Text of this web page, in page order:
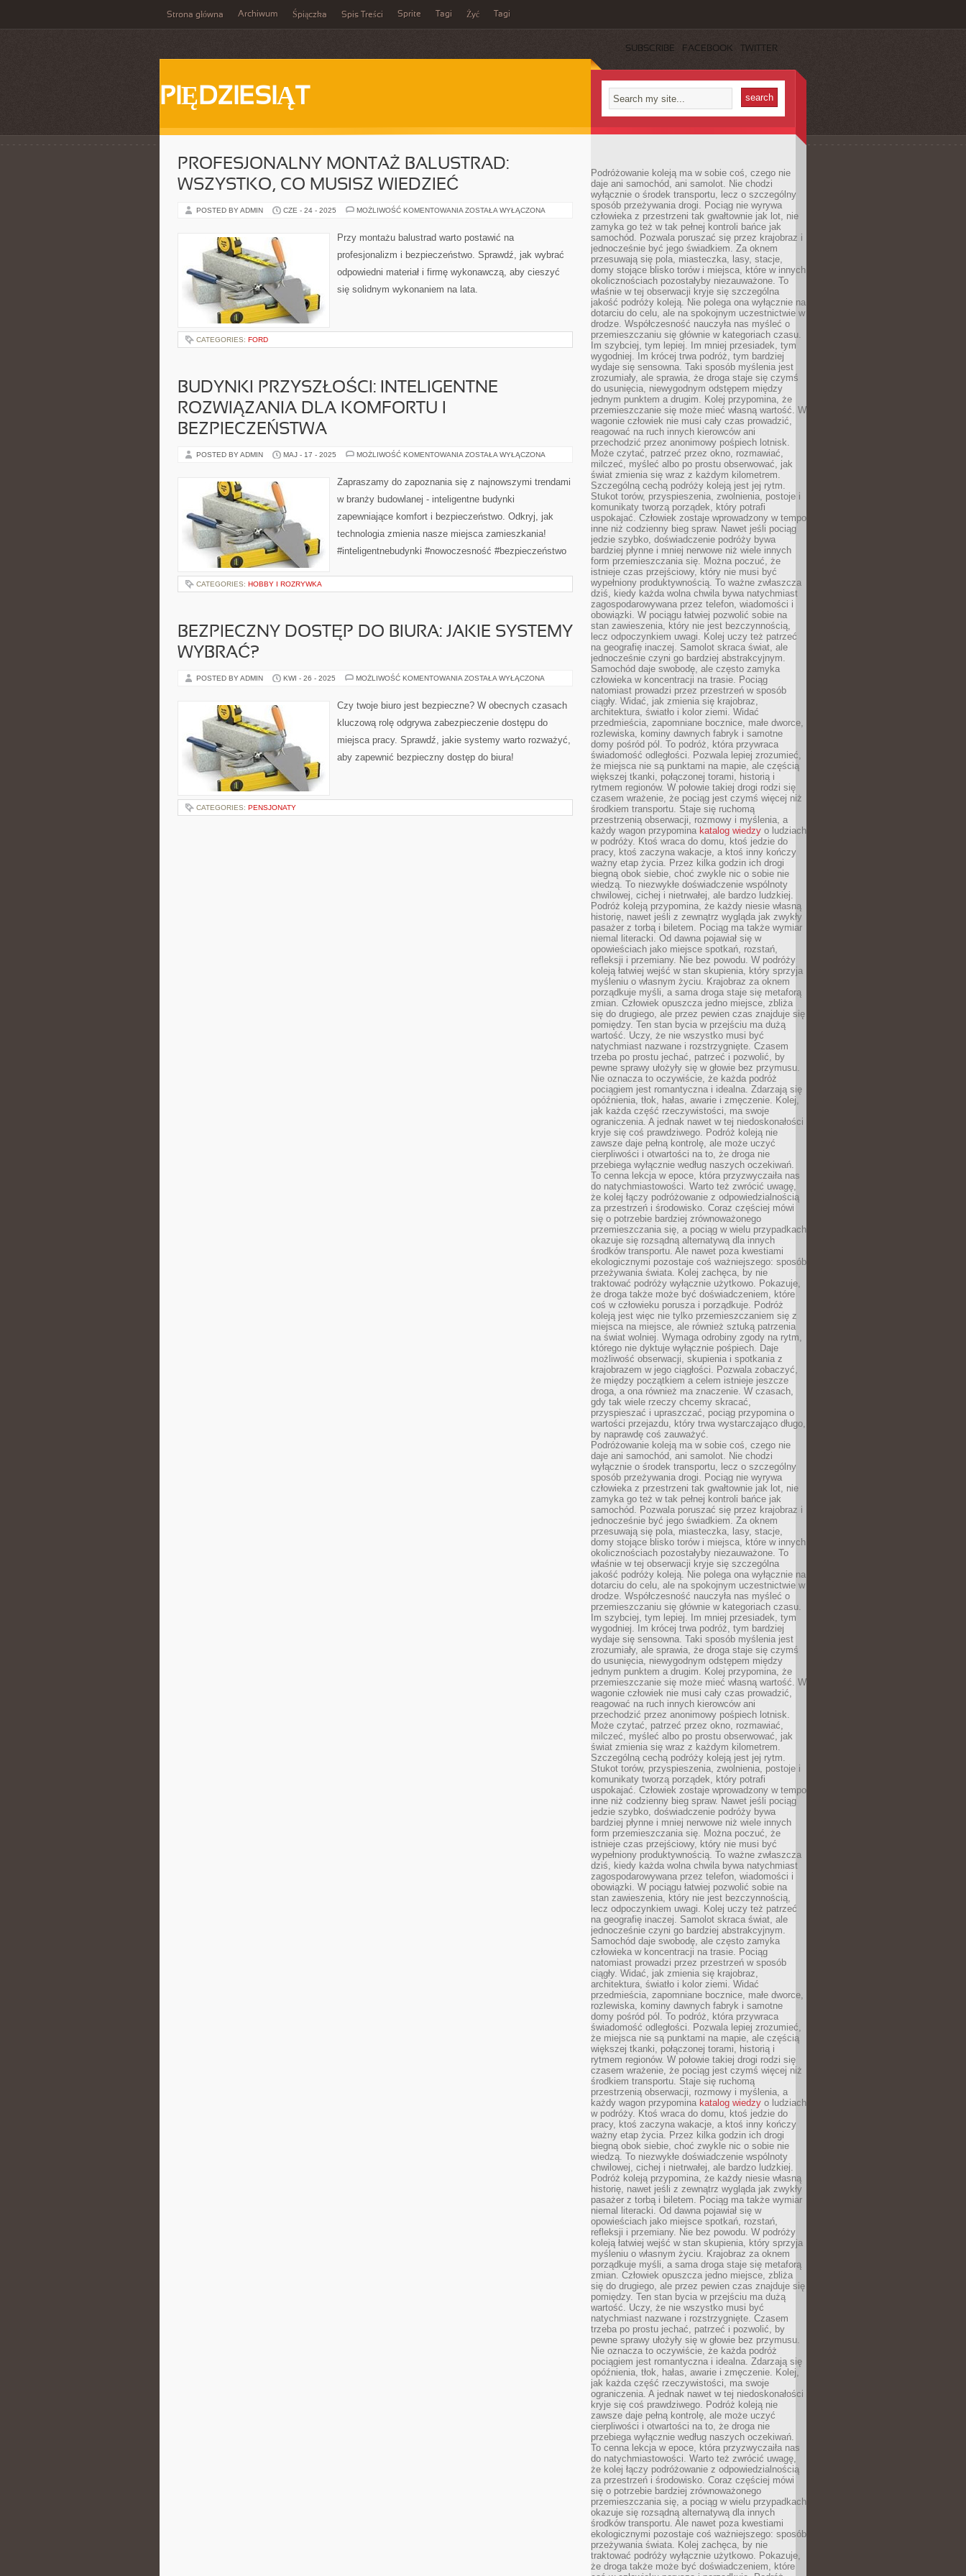
Strona główna Archiwum Śpiączka Spis Treści Sprite Tagi Żyć Tagi
SUBSCRIBE FACEBOOK TWITTER
PIĘDZIESIĄT
PROFESJONALNY MONTAŻ BALUSTRAD:
WSZYSTKO, CO MUSISZ WIEDZIEĆ
POSTED BY ADMIN CZE - 24 - 2025 MOŻLIWOŚĆ KOMENTOWANIA PROFESJONALNY
WSZYSTKO,
CO
WIEDZIEĆ
ZOSTAŁA WYŁĄCZONA
Przy montażu balustrad warto postawić na
profesjonalizm i bezpieczeństwo. Sprawdź, jak wybrać
odpowiedni materiał i firmę wykonawczą, aby cieszyć
się solidnym wykonaniem na lata.
CATEGORIES: FORD
BUDYNKI PRZYSZŁOŚCI: INTELIGENTNE
ROZWIĄZANIA DLA KOMFORTU I
BEZPIECZEŃSTWA
POSTED BY ADMIN MAJ - 17 - 2025 MOŻLIWOŚĆ KOMENTOWANIA BUDYNKI
ROZWIĄZANIA
DLA
I
ZOSTAŁA WYŁĄCZONA
Zapraszamy do zapoznania się z najnowszymi trendami
w branży budowlanej - inteligentne budynki
zapewniające komfort i bezpieczeństwo. Odkryj, jak
technologia zmienia nasze miejsca zamieszkania!
#inteligentnebudynki #nowoczesność #bezpieczeństwo
CATEGORIES: HOBBY I ROZRYWKA
BEZPIECZNY DOSTĘP DO BIURA: JAKIE SYSTEMY
WYBRAĆ?
POSTED BY ADMIN KWI - 26 - 2025 MOŻLIWOŚĆ KOMENTOWANIA BEZPIECZNY
BIURA:
JAKIE
WYBRAĆ?
ZOSTAŁA WYŁĄCZONA
Czy twoje biuro jest bezpieczne? W obecnych czasach
kluczową rolę odgrywa zabezpieczenie dostępu do
miejsca pracy. Sprawdź, jakie systemy warto rozważyć,
aby zapewnić bezpieczny dostęp do biura!
CATEGORIES: PENSJONATY
Podróżowanie koleją ma w sobie coś, czego nie
daje ani samochód, ani samolot. Nie chodzi
wyłącznie o środek transportu, lecz o szczególny
sposób przeżywania drogi. Pociąg nie wyrywa
człowieka z przestrzeni tak gwałtownie jak lot, nie
zamyka go też w tak pełnej kontroli bańce jak
samochód. Pozwala poruszać się przez krajobraz i
jednocześnie być jego świadkiem. Za oknem
przesuwają się pola, miasteczka, lasy, stacje,
domy stojące blisko torów i miejsca, które w innych
okolicznościach pozostałyby niezauważone. To
właśnie w tej obserwacji kryje się szczególna
jakość podróży koleją. Nie polega ona wyłącznie na
dotarciu do celu, ale na spokojnym uczestnictwie w
drodze. Współczesność nauczyła nas myśleć o
przemieszczaniu się głównie w kategoriach czasu.
Im szybciej, tym lepiej. Im mniej przesiadek, tym
wygodniej. Im krócej trwa podróż, tym bardziej
wydaje się sensowna. Taki sposób myślenia jest
zrozumiały, ale sprawia, że droga staje się czymś
do usunięcia, niewygodnym odstępem między
jednym punktem a drugim. Kolej przypomina, że
przemieszczanie się może mieć własną wartość. W
wagonie człowiek nie musi cały czas prowadzić,
reagować na ruch innych kierowców ani
przechodzić przez anonimowy pośpiech lotnisk.
Może czytać, patrzeć przez okno, rozmawiać,
milczeć, myśleć albo po prostu obserwować, jak
świat zmienia się wraz z każdym kilometrem.
Szczególną cechą podróży koleją jest jej rytm.
Stukot torów, przyspieszenia, zwolnienia, postoje i
komunikaty tworzą porządek, który potrafi
uspokajać. Człowiek zostaje wprowadzony w tempo
inne niż codzienny bieg spraw. Nawet jeśli pociąg
jedzie szybko, doświadczenie podróży bywa
bardziej płynne i mniej nerwowe niż wiele innych
form przemieszczania się. Można poczuć, że
istnieje czas przejściowy, który nie musi być
wypełniony produktywnością. To ważne zwłaszcza
dziś, kiedy każda wolna chwila bywa natychmiast
zagospodarowywana przez telefon, wiadomości i
obowiązki. W pociągu łatwiej pozwolić sobie na
stan zawieszenia, który nie jest bezczynnością,
lecz odpoczynkiem uwagi. Kolej uczy też patrzeć
na geografię inaczej. Samolot skraca świat, ale
jednocześnie czyni go bardziej abstrakcyjnym.
Samochód daje swobodę, ale często zamyka
człowieka w koncentracji na trasie. Pociąg
natomiast prowadzi przez przestrzeń w sposób
ciągły. Widać, jak zmienia się krajobraz,
architektura, światło i kolor ziemi. Widać
przedmieścia, zapomniane bocznice, małe dworce,
rozlewiska, kominy dawnych fabryk i samotne
domy pośród pól. To podróż, która przywraca
świadomość odległości. Pozwala lepiej zrozumieć,
że miejsca nie są punktami na mapie, ale częścią
większej tkanki, połączonej torami, historią i
rytmem regionów. W połowie takiej drogi rodzi się
czasem wrażenie, że pociąg jest czymś więcej niż
środkiem transportu. Staje się ruchomą
przestrzenią obserwacji, rozmowy i myślenia, a
każdy wagon przypomina katalog wiedzy o ludziach
w podróży. Ktoś wraca do domu, ktoś jedzie do
pracy, ktoś zaczyna wakacje, a ktoś inny kończy
ważny etap życia. Przez kilka godzin ich drogi
biegną obok siebie, choć zwykle nic o sobie nie
wiedzą. To niezwykłe doświadczenie wspólnoty
chwilowej, cichej i nietrwałej, ale bardzo ludzkiej.
Podróż koleją przypomina, że każdy niesie własną
historię, nawet jeśli z zewnątrz wygląda jak zwykły
pasażer z torbą i biletem. Pociąg ma także wymiar
niemal literacki. Od dawna pojawiał się w
opowieściach jako miejsce spotkań, rozstań,
refleksji i przemiany. Nie bez powodu. W podróży
koleją łatwiej wejść w stan skupienia, który sprzyja
myśleniu o własnym życiu. Krajobraz za oknem
porządkuje myśli, a sama droga staje się metaforą
zmian. Człowiek opuszcza jedno miejsce, zbliża
się do drugiego, ale przez pewien czas znajduje się
pomiędzy. Ten stan bycia w przejściu ma dużą
wartość. Uczy, że nie wszystko musi być
natychmiast nazwane i rozstrzygnięte. Czasem
trzeba po prostu jechać, patrzeć i pozwolić, by
pewne sprawy ułożyły się w głowie bez przymusu.
Nie oznacza to oczywiście, że każda podróż
pociągiem jest romantyczna i idealna. Zdarzają się
opóźnienia, tłok, hałas, awarie i zmęczenie. Kolej,
jak każda część rzeczywistości, ma swoje
ograniczenia. A jednak nawet w tej niedoskonałości
kryje się coś prawdziwego. Podróż koleją nie
zawsze daje pełną kontrolę, ale może uczyć
cierpliwości i otwartości na to, że droga nie
przebiega wyłącznie według naszych oczekiwań.
To cenna lekcja w epoce, która przyzwyczaiła nas
do natychmiastowości. Warto też zwrócić uwagę,
że kolej łączy podróżowanie z odpowiedzialnością
za przestrzeń i środowisko. Coraz częściej mówi
się o potrzebie bardziej zrównoważonego
przemieszczania się, a pociąg w wielu przypadkach
okazuje się rozsądną alternatywą dla innych
środków transportu. Ale nawet poza kwestiami
ekologicznymi pozostaje coś ważniejszego: sposób
przeżywania świata. Kolej zachęca, by nie
traktować podróży wyłącznie użytkowo. Pokazuje,
że droga także może być doświadczeniem, które
coś w człowieku porusza i porządkuje. Podróż
koleją jest więc nie tylko przemieszczaniem się z
miejsca na miejsce, ale również sztuką patrzenia
na świat wolniej. Wymaga odrobiny zgody na rytm,
którego nie dyktuje wyłącznie pośpiech. Daje
możliwość obserwacji, skupienia i spotkania z
krajobrazem w jego ciągłości. Pozwala zobaczyć,
że między początkiem a celem istnieje jeszcze
droga, a ona również ma znaczenie. W czasach,
gdy tak wiele rzeczy chcemy skracać,
przyspieszać i upraszczać, pociąg przypomina o
wartości przejazdu, który trwa wystarczająco długo,
by naprawdę coś zauważyć.
Podróżowanie koleją ma w sobie coś, czego nie
daje ani samochód, ani samolot. Nie chodzi
wyłącznie o środek transportu, lecz o szczególny
sposób przeżywania drogi. Pociąg nie wyrywa
człowieka z przestrzeni tak gwałtownie jak lot, nie
zamyka go też w tak pełnej kontroli bańce jak
samochód. Pozwala poruszać się przez krajobraz i
jednocześnie być jego świadkiem. Za oknem
przesuwają się pola, miasteczka, lasy, stacje,
domy stojące blisko torów i miejsca, które w innych
okolicznościach pozostałyby niezauważone. To
właśnie w tej obserwacji kryje się szczególna
jakość podróży koleją. Nie polega ona wyłącznie na
dotarciu do celu, ale na spokojnym uczestnictwie w
drodze. Współczesność nauczyła nas myśleć o
przemieszczaniu się głównie w kategoriach czasu.
Im szybciej, tym lepiej. Im mniej przesiadek, tym
wygodniej. Im krócej trwa podróż, tym bardziej
wydaje się sensowna. Taki sposób myślenia jest
zrozumiały, ale sprawia, że droga staje się czymś
do usunięcia, niewygodnym odstępem między
jednym punktem a drugim. Kolej przypomina, że
przemieszczanie się może mieć własną wartość. W
wagonie człowiek nie musi cały czas prowadzić,
reagować na ruch innych kierowców ani
przechodzić przez anonimowy pośpiech lotnisk.
Może czytać, patrzeć przez okno, rozmawiać,
milczeć, myśleć albo po prostu obserwować, jak
świat zmienia się wraz z każdym kilometrem.
Szczególną cechą podróży koleją jest jej rytm.
Stukot torów, przyspieszenia, zwolnienia, postoje i
komunikaty tworzą porządek, który potrafi
uspokajać. Człowiek zostaje wprowadzony w tempo
inne niż codzienny bieg spraw. Nawet jeśli pociąg
jedzie szybko, doświadczenie podróży bywa
bardziej płynne i mniej nerwowe niż wiele innych
form przemieszczania się. Można poczuć, że
istnieje czas przejściowy, który nie musi być
wypełniony produktywnością. To ważne zwłaszcza
dziś, kiedy każda wolna chwila bywa natychmiast
zagospodarowywana przez telefon, wiadomości i
obowiązki. W pociągu łatwiej pozwolić sobie na
stan zawieszenia, który nie jest bezczynnością,
lecz odpoczynkiem uwagi. Kolej uczy też patrzeć
na geografię inaczej. Samolot skraca świat, ale
jednocześnie czyni go bardziej abstrakcyjnym.
Samochód daje swobodę, ale często zamyka
człowieka w koncentracji na trasie. Pociąg
natomiast prowadzi przez przestrzeń w sposób
ciągły. Widać, jak zmienia się krajobraz,
architektura, światło i kolor ziemi. Widać
przedmieścia, zapomniane bocznice, małe dworce,
rozlewiska, kominy dawnych fabryk i samotne
domy pośród pól. To podróż, która przywraca
świadomość odległości. Pozwala lepiej zrozumieć,
że miejsca nie są punktami na mapie, ale częścią
większej tkanki, połączonej torami, historią i
rytmem regionów. W połowie takiej drogi rodzi się
czasem wrażenie, że pociąg jest czymś więcej niż
środkiem transportu. Staje się ruchomą
przestrzenią obserwacji, rozmowy i myślenia, a
każdy wagon przypomina katalog wiedzy o ludziach
w podróży. Ktoś wraca do domu, ktoś jedzie do
pracy, ktoś zaczyna wakacje, a ktoś inny kończy
ważny etap życia. Przez kilka godzin ich drogi
biegną obok siebie, choć zwykle nic o sobie nie
wiedzą. To niezwykłe doświadczenie wspólnoty
chwilowej, cichej i nietrwałej, ale bardzo ludzkiej.
Podróż koleją przypomina, że każdy niesie własną
historię, nawet jeśli z zewnątrz wygląda jak zwykły
pasażer z torbą i biletem. Pociąg ma także wymiar
niemal literacki. Od dawna pojawiał się w
opowieściach jako miejsce spotkań, rozstań,
refleksji i przemiany. Nie bez powodu. W podróży
koleją łatwiej wejść w stan skupienia, który sprzyja
myśleniu o własnym życiu. Krajobraz za oknem
porządkuje myśli, a sama droga staje się metaforą
zmian. Człowiek opuszcza jedno miejsce, zbliża
się do drugiego, ale przez pewien czas znajduje się
pomiędzy. Ten stan bycia w przejściu ma dużą
wartość. Uczy, że nie wszystko musi być
natychmiast nazwane i rozstrzygnięte. Czasem
trzeba po prostu jechać, patrzeć i pozwolić, by
pewne sprawy ułożyły się w głowie bez przymusu.
Nie oznacza to oczywiście, że każda podróż
pociągiem jest romantyczna i idealna. Zdarzają się
opóźnienia, tłok, hałas, awarie i zmęczenie. Kolej,
jak każda część rzeczywistości, ma swoje
ograniczenia. A jednak nawet w tej niedoskonałości
kryje się coś prawdziwego. Podróż koleją nie
zawsze daje pełną kontrolę, ale może uczyć
cierpliwości i otwartości na to, że droga nie
przebiega wyłącznie według naszych oczekiwań.
To cenna lekcja w epoce, która przyzwyczaiła nas
do natychmiastowości. Warto też zwrócić uwagę,
że kolej łączy podróżowanie z odpowiedzialnością
za przestrzeń i środowisko. Coraz częściej mówi
się o potrzebie bardziej zrównoważonego
przemieszczania się, a pociąg w wielu przypadkach
okazuje się rozsądną alternatywą dla innych
środków transportu. Ale nawet poza kwestiami
ekologicznymi pozostaje coś ważniejszego: sposób
przeżywania świata. Kolej zachęca, by nie
traktować podróży wyłącznie użytkowo. Pokazuje,
że droga także może być doświadczeniem, które